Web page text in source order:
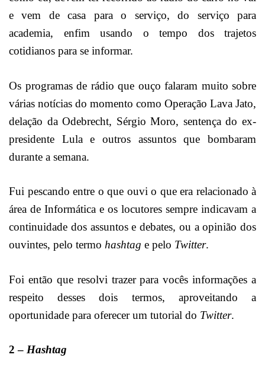
e vem de casa para o serviço, do serviço para
academia, enfim usando o tempo dos trajetos
cotidianos para se informar.
Os programas de rádio que ouço falaram muito sobre
várias notícias do momento como Operação Lava Jato,
delação da Odebrecht, Sérgio Moro, sentença do ex-
presidente Lula e outros assuntos que bombaram
durante a semana.
Fui pescando entre o que ouvi o que era relacionado à
área de Informática e os locutores sempre indicavam a
continuidade dos assuntos e debates, ou a opinião dos
ouvintes, pelo termo hashtag e pelo Twitter.
Foi então que resolvi trazer para vocês informações a
respeito desses dois termos, aproveitando a
oportunidade para oferecer um tutorial do Twitter.
2 – Hashtag